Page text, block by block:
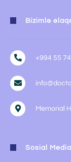
Bizimlə
+994 55
Memorial
Sosial Media